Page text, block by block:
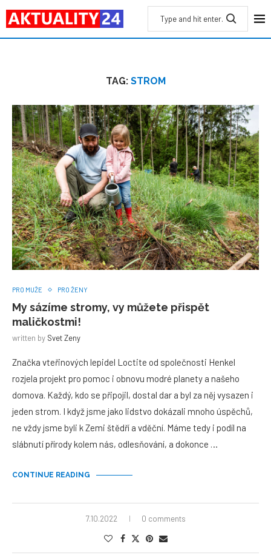
TAG: STROM
PRO MUŽE PRO ŽENY
My sázíme stromy, vy můžete přispět
maličkostmi!
written by Svet Zeny
Značka vteřinových lepidel Loctite od společnosti Henkel
rozjela projekt pro pomoc i obnovu modré planety a našeho
domova. Každý, kdo se připojil, dostal dar a byl za něj vysazen i
jeden strom. I když jsme jako lidstvo dokázali mnoho úspěchů,
ne vždy jsme byli k Zemi štědří a vděční. Máme tedy i podíl na
slábnutí přírody kolem nás, odlesňování, a dokonce …
CONTINUE READING
7.10.2022 0 comments